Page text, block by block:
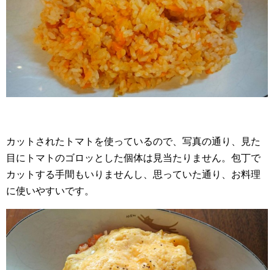
カットされたトマトを使っているので、写真の通り、見た
目にトマトのゴロッとした個体は見当たりません。包丁で
カットする手間もいりませんし、思っていた通り、お料理
に使いやすいです。